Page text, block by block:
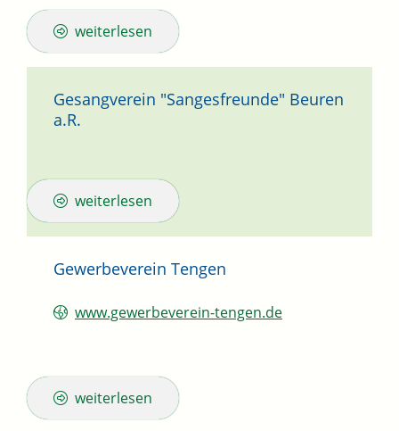
weiterlesen
Gesangverein "Sangesfreunde" Beuren
a.R.
weiterlesen
Gewerbeverein Tengen
www.gewerbeverein-tengen.de
weiterlesen